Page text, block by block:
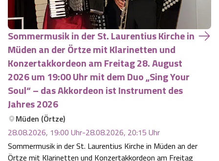
Sommermusik in der St. Laurentius Kirche in
Müden an der Örtze mit Klarinetten und
Konzertakkordeon am Freitag 28. August
2026 um 19:00 Uhr mit dem Duo „Sing Your
Soul“ – das Akkordeon ist Instrument des
Jahres 2026
Müden (Örtze)
28.08.2026, 19:00 Uhr-28.08.2026, 20:15 Uhr
Sommermusik in der St. Laurentius Kirche in Müden an der
Örtze mit Klarinetten und Konzertakkordeon am Freitag